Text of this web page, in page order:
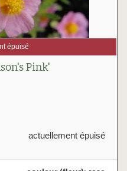
épuisé
Pink'
actuellement épuisé